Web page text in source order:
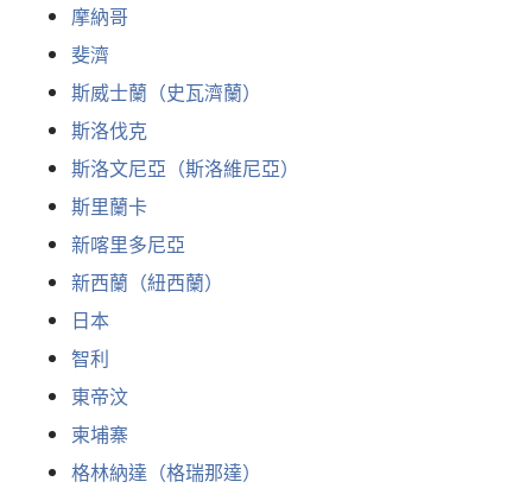
摩納哥
斐濟
斯威士蘭（史瓦濟蘭）
斯洛伐克
斯洛文尼亞（斯洛維尼亞）
斯里蘭卡
新喀里多尼亞
新西蘭（紐西蘭）
日本
智利
東帝汶
柬埔寨
格林納達（格瑞那達）